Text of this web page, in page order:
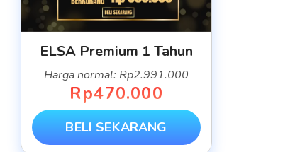
ELSA Premium 1 Tahun
Harga normal: Rp2.991.000
Rp470.000
BELI SEKARANG